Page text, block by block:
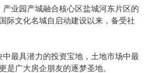
业园产城融合核心区盐城河东片区的
际文化名城自启动建设以来，备受社
最具潜力的投资宝地，土地市场中最
是广大房企朋友的逐梦圣地。